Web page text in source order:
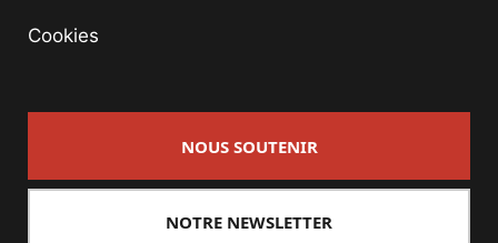
Cookies
NOUS SOUTENIR
NOTRE NEWSLETTER